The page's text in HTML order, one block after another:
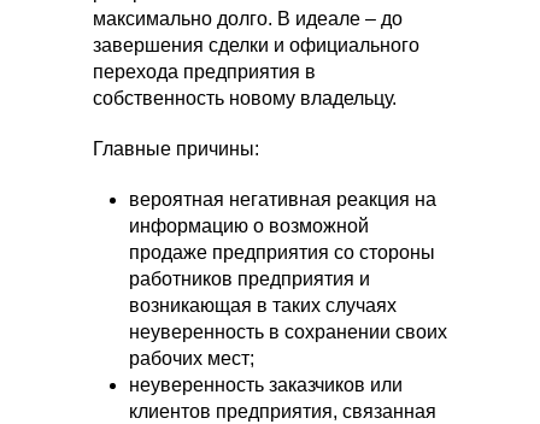
максимально долго. В идеале – до
завершения сделки и официального
перехода предприятия в
собственность новому владельцу.
Главные причины:
вероятная негативная реакция на
информацию о возможной
продаже предприятия со стороны
работников предприятия и
возникающая в таких случаях
неуверенность в сохранении своих
рабочих мест;
неуверенность заказчиков или
клиентов предприятия, связанная